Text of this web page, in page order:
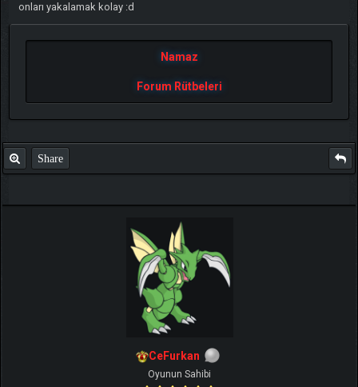
onları yakalamak kolay :d
Namaz
Forum Rütbeleri
Share
CeFurkan
Oyunun Sahibi